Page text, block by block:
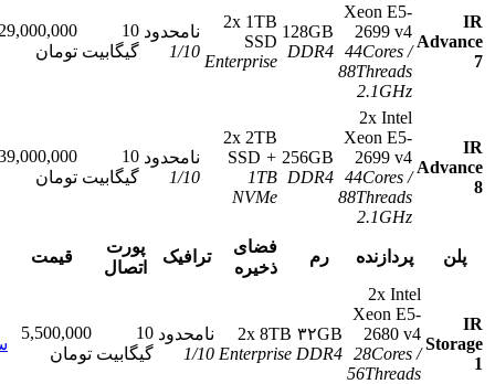
Xeon E5-
2699 v4
44Cores/
88Threads
128GB
DDR4
2x 1TB
SSD
Enterprise
نامحدود
1/10
10
گیگابیت
29,000,000
تومان
سفارش
Xeon E5-
2699 v4
44Cores/
88Threads
256GB
DDR4
2x 2TB
SSD
1TB
NVMe
نامحدود
/10
10
گیگابیت
39,000,000
تومان
سفارش
پردازنده رم
ذخیره
ترافیک
پورت
اتصال
قیمت
Xeon E5-
2680 v4
28Cores
56Threads
۳۲GB
DDR4
2x 8TB
Enterprise
نامحدود
1/10
10
گیگابیت
5,500,000
تومان
سفارش